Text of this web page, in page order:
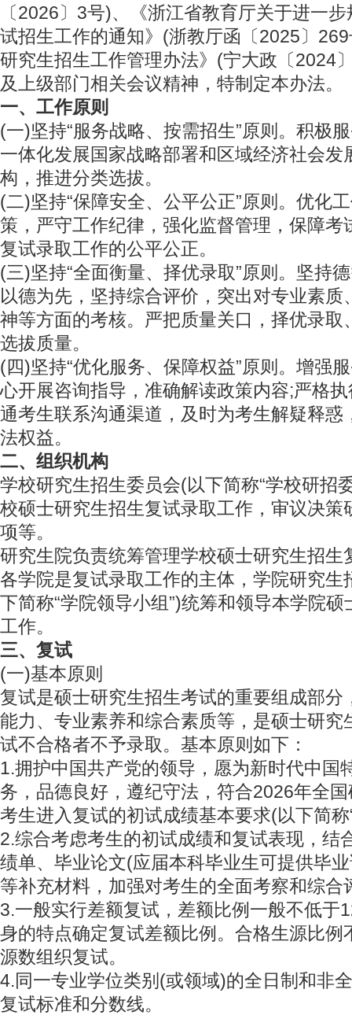
〔2026〕3号)、《浙江省教育厅关于进一
试招生工作的通知》(浙教厅函〔2025〕
研究生招生工作管理办法》(宁大政〔2024
及上级部门相关会议精神，特制定本办法。
一、工作原则
(一)坚持“服务战略、按需招生”原则。积极
一体化发展国家战略部署和区域经济社会发
构，推进分类选拔。
(二)坚持“保障安全、公平公正”原则。优化
策，严守工作纪律，强化监督管理，保障考
复试录取工作的公平公正。
(三)坚持“全面衡量、择优录取”原则。坚持
以德为先，坚持综合评价，突出对专业素
神等方面的考核。严把质量关口，择优录取
选拔质量。
(四)坚持“优化服务、保障权益”原则。增强
心开展咨询指导，准确解读政策内容;严格
通考生联系沟通渠道，及时为考生解疑释惑
法权益。
二、组织机构
学校研究生招生委员会(以下简称“学校研招
校硕士研究生招生复试录取工作，审议决策
项等。
研究生院负责统筹管理学校硕士研究生招生
各学院是复试录取工作的主体，学院研究生
下简称“学院领导小组”)统筹和领导本学院
工作。
三、复试
(一)基本原则
复试是硕士研究生招生考试的重要组成部分
能力、专业素养和综合素质等，是硕士研究
试不合格者不予录取。基本原则如下：
1.拥护中国共产党的领导，愿为新时代中国
务，品德良好，遵纪守法，符合2026年全
考生进入复试的初试成绩基本要求(以下简称
2.综合考虑考生的初试成绩和复试表现，结
绩单、毕业论文(应届本科毕业生可提供毕
等补充材料，加强对考生的全面考察和综合
3.一般实行差额复试，差额比例一般不低于
身的特点确定复试差额比例。合格生源比例
源数组织复试。
4.同一专业学位类别(或领域)的全日制和非
复试标准和分数线。